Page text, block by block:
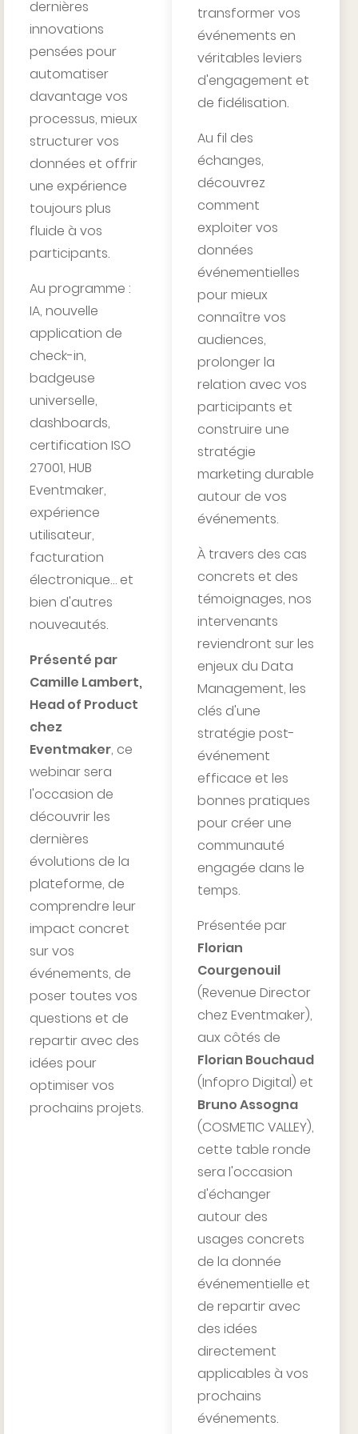
dernières
innovations
pensées pour
automatiser
davantage vos
processus, mieux
structurer vos
données et offrir
une expérience
toujours plus
fluide à vos
participants.
Au programme :
IA, nouvelle
application de
check-in,
badgeuse
universelle,
dashboards,
certification ISO
27001, HUB
Eventmaker,
expérience
utilisateur,
facturation
électronique… et
bien d'autres
nouveautés.
Présenté par
Camille Lambert,
Head of Product
chez
Eventmaker, ce
webinar sera
l'occasion de
découvrir les
dernières
évolutions de la
plateforme, de
comprendre leur
impact concret
sur vos
événements, de
poser toutes vos
questions et de
repartir avec des
idées pour
optimiser vos
prochains projets.
transformer vos
événements en
véritables leviers
d'engagement et
de fidélisation.
Au fil des
échanges,
découvrez
comment
exploiter vos
données
événementielles
pour mieux
connaître vos
audiences,
prolonger la
relation avec vos
participants et
construire une
stratégie
marketing durable
autour de vos
événements.
À travers des cas
concrets et des
témoignages, nos
intervenants
reviendront sur les
enjeux du Data
Management, les
clés d'une
stratégie post-
événement
efficace et les
bonnes pratiques
pour créer une
communauté
engagée dans le
temps.
Présentée par
Florian
Courgenouil
(Revenue Director
chez Eventmaker),
aux côtés de
Florian Bouchaud
(Infopro Digital) et
Bruno Assogna
(COSMETIC VALLEY),
cette table ronde
sera l'occasion
d'échanger
autour des
usages concrets
de la donnée
événementielle et
de repartir avec
des idées
directement
applicables à vos
prochains
événements.